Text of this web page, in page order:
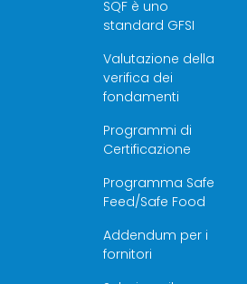
SQF è uno
standard GFSI
Valutazione della
verifica dei
fondamenti
Programmi di
Certificazione
Programma Safe
Feed/Safe Food
Addendum per i
fornitori